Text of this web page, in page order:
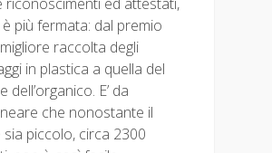
più fermata: dal premio
raccolta degli
in plastica a quella del
dell’organico. E’ da
che nonostante il
sia piccolo, circa 2300